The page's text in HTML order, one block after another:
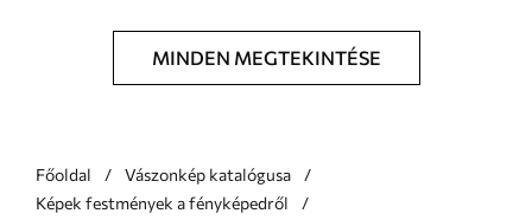
MINDEN MEGTEKINTÉSE
Főoldal
Vászonkép katalógusa
Képek festmények a fényképedről